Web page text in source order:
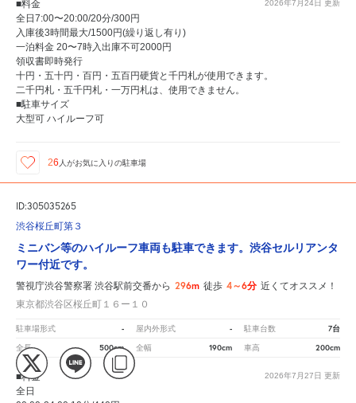
2026年7月24日 更新
■料金
全日7:00〜20:00/20分/300円
入庫後3時間最大/1500円(繰り返し有り)
一泊料金 20〜7時入出庫不可2000円
領収書即時発行
十円・五十円・百円・五百円硬貨と千円札が使用できます。
二千円札・五千円札・一万円札は、使用できません。
■駐車サイズ
大型可 ハイルーフ可
26 人がお気に入りの駐車場
ID:305035265
渋谷桜丘町第３
ミニバン等のハイルーフ車両も駐車できます。渋谷セルリアンタ
ワー付近です。
警視庁渋谷警察署 渋谷駅前交番から 296m 徒歩 4～6分 近くてオススメ！
東京都渋谷区桜丘町１６ー１０
駐車場形式 - 屋内外形式 - 駐車台数 7台
全長 500cm 全幅 190cm 車高 200cm
2026年7月27日 更新
■料金
全日